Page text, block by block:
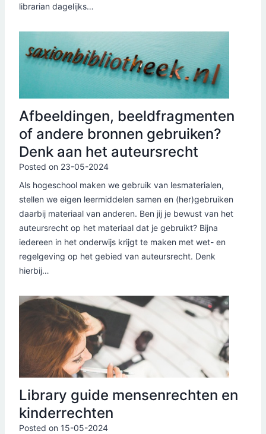
librarian dagelijks…
Afbeeldingen, beeldfragmenten
of andere bronnen gebruiken?
Denk aan het auteursrecht
Posted on 23-05-2024
Als hogeschool maken we gebruik van lesmaterialen,
stellen we eigen leermiddelen samen en (her)gebruiken
daarbij materiaal van anderen. Ben jij je bewust van het
auteursrecht op het materiaal dat je gebruikt? Bijna
iedereen in het onderwijs krijgt te maken met wet- en
regelgeving op het gebied van auteursrecht. Denk
hierbij…
Library guide mensenrechten en
kinderrechten
Posted on 15-05-2024